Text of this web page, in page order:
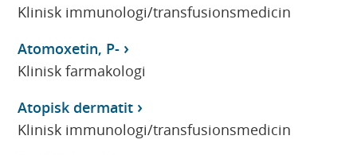
Klinisk immunologi/transfusionsmedicin
Atomoxetin, P-
Klinisk farmakologi
Atopisk dermatit
Klinisk immunologi/transfusionsmedicin